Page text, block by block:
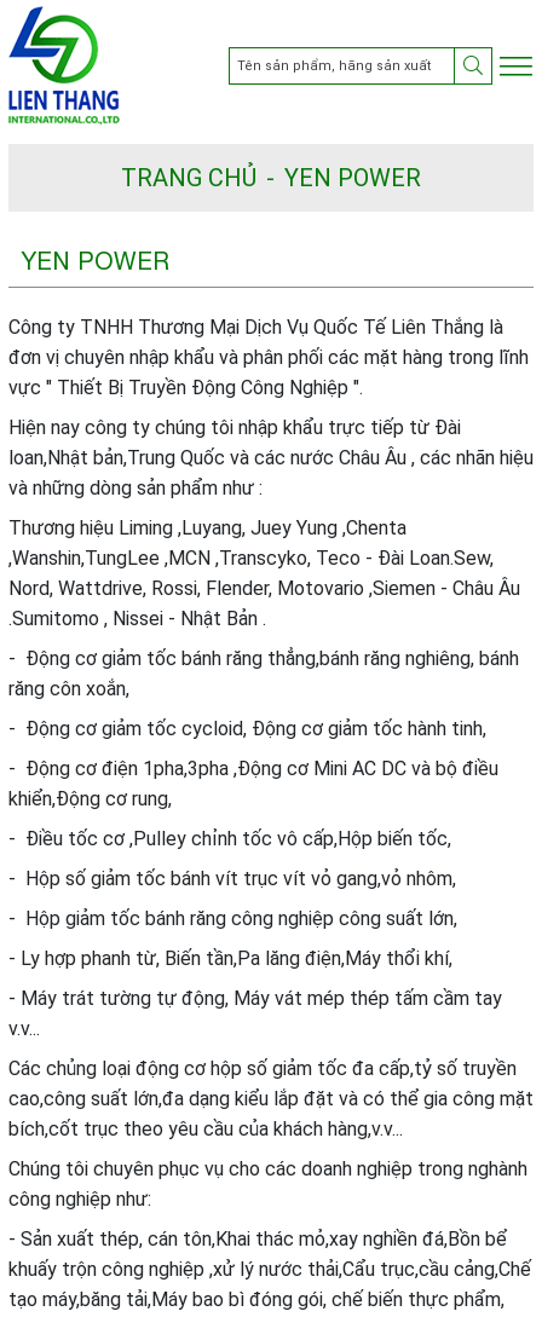
TRANG CHỦ YEN POWER
YEN POWER
Công ty TNHH Thương Mại Dịch Vụ Quốc Tế Liên Thắng là
đơn vị chuyên nhập khẩu và phân phối các mặt hàng trong lĩnh
vực " Thiết Bị Truyền Động Công Nghiệp ".
Hiện nay công ty chúng tôi nhập khẩu trực tiếp từ Đài
loan,Nhật bản,Trung Quốc và các nước Châu Âu , các nhãn hiệu
và những dòng sản phẩm như :
Thương hiệu Liming ,Luyang, Juey Yung ,Chenta
,Wanshin,TungLee ,MCN ,Transcyko, Teco - Đài Loan.Sew,
Nord, Wattdrive, Rossi, Flender, Motovario ,Siemen - Châu Âu
.Sumitomo , Nissei - Nhật Bản .
- Động cơ giảm tốc bánh răng thẳng,bánh răng nghiêng, bánh
răng côn xoắn,
- Động cơ giảm tốc cycloid, Động cơ giảm tốc hành tinh,
- Động cơ điện 1pha,3pha ,Động cơ Mini AC DC và bộ điều
khiển,Động cơ rung,
- Điều tốc cơ ,Pulley chỉnh tốc vô cấp,Hộp biến tốc,
- Hộp số giảm tốc bánh vít trục vít vỏ gang,vỏ nhôm,
- Hộp giảm tốc bánh răng công nghiệp công suất lớn,
- Ly hợp phanh từ, Biến tần,Pa lăng điện,Máy thổi khí,
- Máy trát tường tự động, Máy vát mép thép tấm cầm tay
v.v...
Các chủng loại động cơ hộp số giảm tốc đa cấp,tỷ số truyền
cao,công suất lớn,đa dạng kiểu lắp đặt và có thể gia công mặt
bích,cốt trục theo yêu cầu của khách hàng,v.v...
Chúng tôi chuyên phục vụ cho các doanh nghiệp trong nghành
công nghiệp như:
- Sản xuất thép, cán tôn,Khai thác mỏ,xay nghiền đá,Bồn bể
khuấy trộn công nghiệp ,xử lý nước thải,Cẩu trục,cầu cảng,Chế
tạo máy,băng tải,Máy bao bì đóng gói, chế biến thực phẩm,